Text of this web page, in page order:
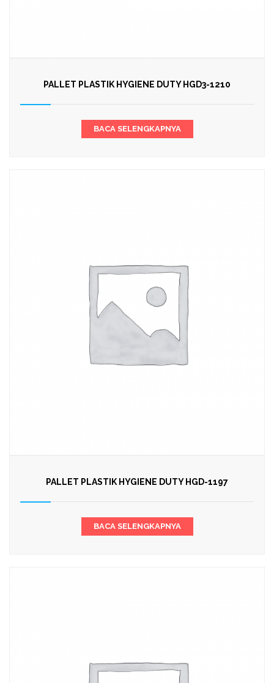
PALLET PLASTIK HYGIENE DUTY HGD3-1210
BACA SELENGKAPNYA
PALLET PLASTIK HYGIENE DUTY HGD-1197
BACA SELENGKAPNYA